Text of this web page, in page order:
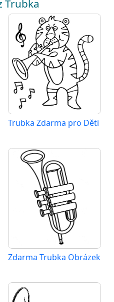
Trubka
Trubka Zdarma pro Děti
Zdarma Trubka Obrázek